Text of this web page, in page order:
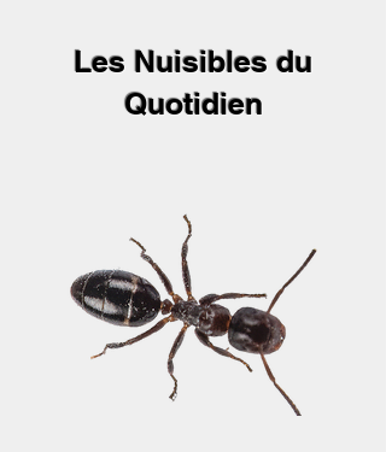
Les Nuisibles du
Quotidien